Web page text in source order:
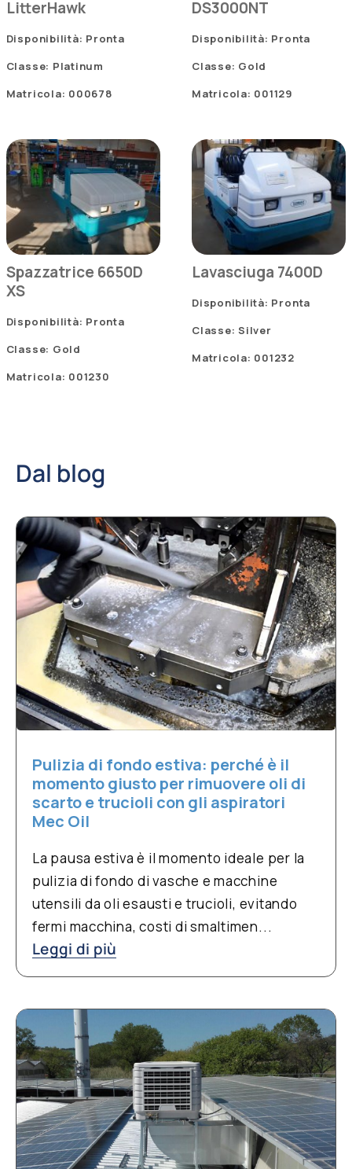
LitterHawk
Disponibilità: Pronta
Classe: Platinum
Matricola: 000678
DS3000NT
Disponibilità: Pronta
Classe: Gold
Matricola: 001129
Spazzatrice 6650D
XS
Disponibilità: Pronta
Classe: Gold
Matricola: 001230
Lavasciuga 7400D
Disponibilità: Pronta
Classe: Silver
Matricola: 001232
Dal blog
Pulizia di fondo estiva: perché è il
momento giusto per rimuovere oli di
scarto e trucioli con gli aspiratori
Mec Oil
La pausa estiva è il momento ideale per la
pulizia di fondo di vasche e macchine
utensili da oli esausti e trucioli, evitando
fermi macchina, costi di smaltimen...
Leggi di più